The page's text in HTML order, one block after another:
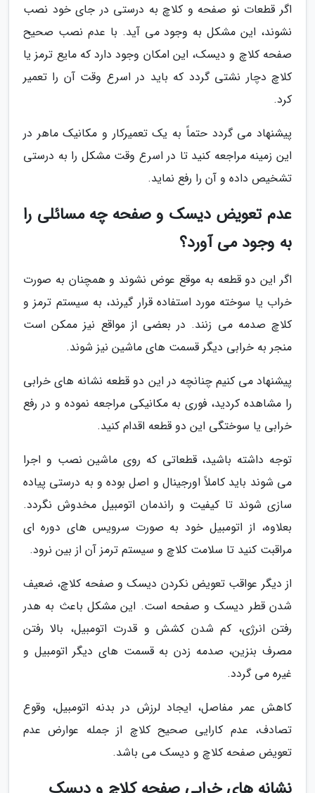
اگر قطعات نو صفحه و کلاچ به درستی در جای خود نصب
نشوند، این مشکل به وجود می آید. با عدم نصب صحیح
صفحه کلاچ و دیسک، این امکان وجود دارد که مایع ترمز یا
کلاچ دچار نشتی گردد که باید در اسرع وقت آن را تعمیر
کرد.
پیشنهاد می گردد حتماً به یک تعمیرکار و مکانیک ماهر در
این زمینه مراجعه کنید تا در اسرع وقت مشکل را به درستی
تشخیص داده و آن را رفع نماید.
عدم تعویض دیسک و صفحه چه مسائلی را
به وجود می آورد؟
اگر این دو قطعه به موقع عوض نشوند و همچنان به صورت
خراب یا سوخته مورد استفاده قرار گیرند، به سیستم ترمز و
کلاچ صدمه می زنند. در بعضی از مواقع نیز ممکن است
منجر به خرابی دیگر قسمت های ماشین نیز شوند.
پیشنهاد می کنیم چنانچه در این دو قطعه نشانه های خرابی
را مشاهده کردید، فوری به مکانیکی مراجعه نموده و در رفع
خرابی یا سوختگی این دو قطعه اقدام کنید.
توجه داشته باشید، قطعاتی که روی ماشین نصب و اجرا
می شوند باید کاملاً اورجینال و اصل بوده و به درستی پیاده
سازی شوند تا کیفیت و راندمان اتومبیل مخدوش نگردد.
بعلاوه، از اتومبیل خود به صورت سرویس های دوره ای
مراقبت کنید تا سلامت کلاچ و سیستم ترمز آن از بین نرود.
از دیگر عواقب تعویض نکردن دیسک و صفحه کلاچ، ضعیف
شدن قطر دیسک و صفحه است. این مشکل باعث به هدر
رفتن انرژی، کم شدن کشش و قدرت اتومبیل، بالا رفتن
مصرف بنزین، صدمه زدن به قسمت های دیگر اتومبیل و
غیره می گردد.
کاهش عمر مفاصل، ایجاد لرزش در بدنه اتومبیل، وقوع
تصادف، عدم کارایی صحیح کلاچ از جمله عوارض عدم
تعویض صفحه کلاچ و دیسک می باشد.